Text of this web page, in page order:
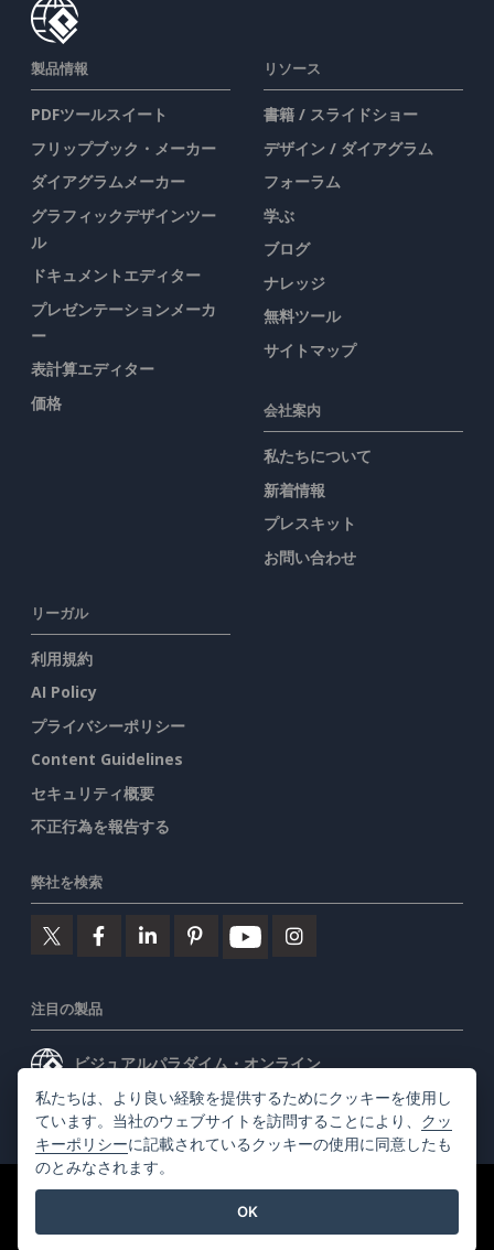
製品情報
PDFツールスイート
フリップブック・メーカー
ダイアグラムメーカー
グラフィックデザインツー
ル
ドキュメントエディター
プレゼンテーションメーカ
ー
表計算エディター
価格
リソース
書籍 / スライドショー
デザイン / ダイアグラム
フォーラム
学ぶ
ブログ
ナレッジ
無料ツール
サイトマップ
会社案内
私たちについて
新着情報
プレスキット
お問い合わせ
リーガル
利用規約
AI Policy
プライバシーポリシー
Content Guidelines
セキュリティ概要
不正行為を報告する
弊社を検索
注目の製品
ビジュアルパラダイム・オンライン
ビジュアルパラダイムデスクトップ
©2026 by Visual Paradigm. 全ての権利を有する
私たちは、より良い経験を提供するためにクッキーを使用し
ています。当社のウェブサイトを訪問することにより、 クッ
キーポリシーに記載されているクッキーの使用に同意したも
のとみなされます。
OK